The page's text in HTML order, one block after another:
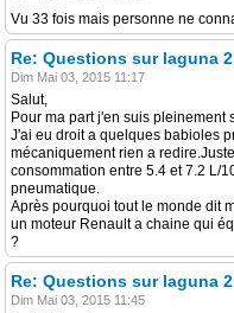
Vu 33 fois mais personne ne
Re: Questions sur laguna
Dim Mai 03, 2015 11:17
Salut,
Pour ma part j'en suis pleinement
J'ai eu droit a quelques babioles
mécaniquement rien a
consommation entre 5.4 et 7.2 L/
pneumatique.
Après pourquoi tout le monde dit
un moteur Renault a chaine qui
?
Re: Questions sur laguna
Dim Mai 03, 2015 11:45